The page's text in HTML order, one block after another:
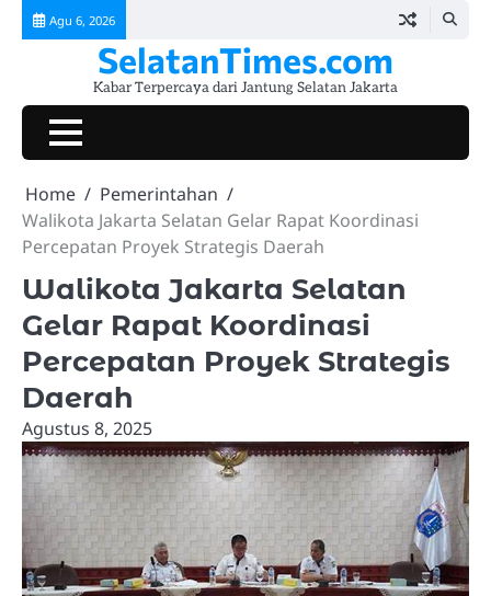
Skip
Agu 6, 2026
SelatanTimes.com
Kabar Terpercaya dari Jantung Selatan Jakarta
Selatan
Today
&
Kriminalitas
Lintas&
&
&
&
Berprestasi
&
Home
Pemerintahan
Walikota Jakarta Selatan Gelar Rapat Koordinasi
Percepatan Proyek Strategis Daerah
Walikota Jakarta Selatan
Gelar Rapat Koordinasi
Percepatan Proyek Strategis
Daerah
Agustus 8, 2025